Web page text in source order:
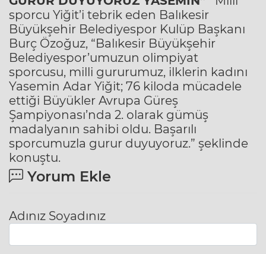
sporcu Yiğit’i tebrik eden Balıkesir
Büyükşehir Belediyespor Kulüp Başkanı
Burç Özoğuz, “Balıkesir Büyükşehir
Belediyespor’umuzun olimpiyat
sporcusu, milli gururumuz, ilklerin kadını
Yasemin Adar Yiğit; 76 kiloda mücadele
ettiği Büyükler Avrupa Güreş
Şampiyonası’nda 2. olarak gümüş
madalyanın sahibi oldu. Başarılı
sporcumuzla gurur duyuyoruz.” şeklinde
konuştu.
Yorum Ekle
Adınız Soyadınız